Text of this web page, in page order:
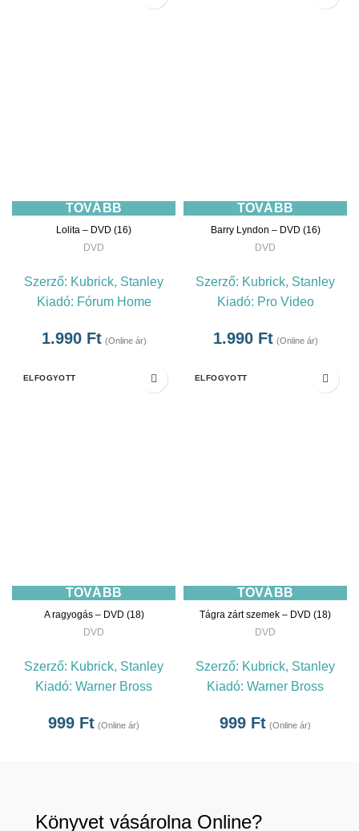
TOVÁBB
Lolita – DVD (16)
DVD
Szerző: Kubrick, Stanley
Kiadó: Fórum Home
1.990 Ft (Online ár)
TOVÁBB
Barry Lyndon – DVD (16)
DVD
Szerző: Kubrick, Stanley
Kiadó: Pro Video
1.990 Ft (Online ár)
ELFOGYOTT
TOVÁBB
A ragyogás – DVD (18)
DVD
Szerző: Kubrick, Stanley
Kiadó: Warner Bross
999 Ft (Online ár)
ELFOGYOTT
TOVÁBB
Tágra zárt szemek – DVD (18)
DVD
Szerző: Kubrick, Stanley
Kiadó: Warner Bross
999 Ft (Online ár)
Könyvet vásárolna Online?